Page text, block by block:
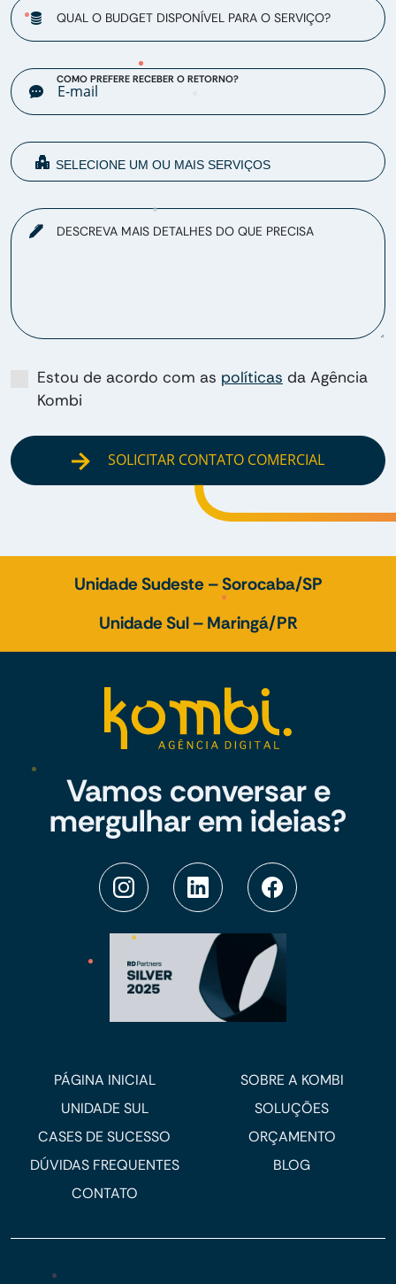
QUAL O BUDGET DISPONÍVEL PARA O SERVIÇO?
COMO PREFERE RECEBER O RETORNO?
DESCREVA MAIS DETALHES DO QUE PRECISA
Estou de acordo com as políticas da Agência
Kombi
SOLICITAR CONTATO COMERCIAL
Unidade Sudeste – Sorocaba/SP
Unidade Sul – Maringá/PR
Vamos conversar e
mergulhar em ideias?
PÁGINA INICIAL
SOBRE A KOMBI
UNIDADE SUL
SOLUÇÕES
CASES DE SUCESSO
ORÇAMENTO
DÚVIDAS FREQUENTES
BLOG
CONTATO